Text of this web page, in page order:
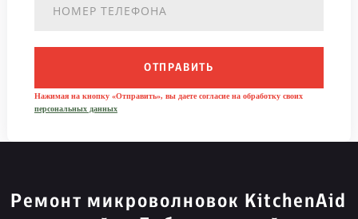
ОТПРАВИТЬ
Нажимая на кнопку «Отправить», вы даете согласие на обработку своих
персональных данных
Ремонт микроволновок KitchenAid